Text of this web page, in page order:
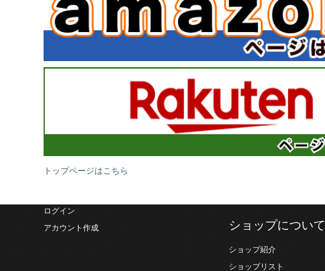
トップページはこちら
ログイン
アカウント作成
ショップについて
ショップ紹介
ショップリスト